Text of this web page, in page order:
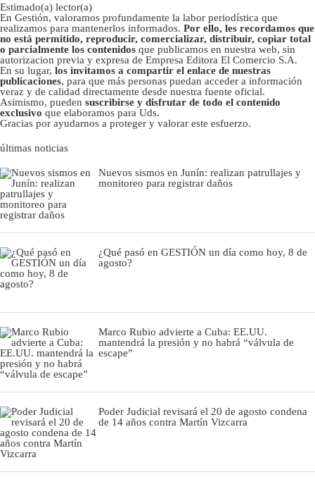
Estimado(a) lector(a)
En Gestión, valoramos profundamente la labor periodística que
realizamos para mantenerlos informados. Por ello, les recordamos que
no está permitido, reproducir, comercializar, distribuir, copiar total
o parcialmente los contenidos que publicamos en nuestra web, sin
autorizacion previa y expresa de Empresa Editora El Comercio S.A.
En su lugar, los invitamos a compartir el enlace de nuestras
publicaciones, para que más personas puedan acceder a información
veraz y de calidad directamente desde nuestra fuente oficial.
Asimismo, pueden suscribirse y disfrutar de todo el contenido
exclusivo que elaboramos para Uds.
Gracias por ayudarnos a proteger y valorar este esfuerzo.
últimas noticias
Nuevos sismos en Junín: realizan patrullajes y
monitoreo para registrar daños
¿Qué pasó en GESTIÓN un día como hoy, 8 de
agosto?
Marco Rubio advierte a Cuba: EE.UU.
mantendrá la presión y no habrá “válvula de
escape”
Poder Judicial revisará el 20 de agosto condena
de 14 años contra Martín Vizcarra